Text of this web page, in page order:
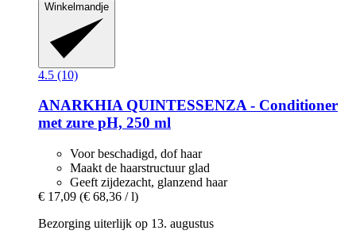
Winkelmandje
4.5 (10)
ANARKHIAQUINTESSENZA -​ Conditioner
met zure pH, 250 ml
Voor beschadigd, dof haar
Maakt de haarstructuur glad
Geeft zijdezacht, glanzend haar
€ 17,09 (€ 68,36 / l)
Bezorging uiterlijk op 13. augustus